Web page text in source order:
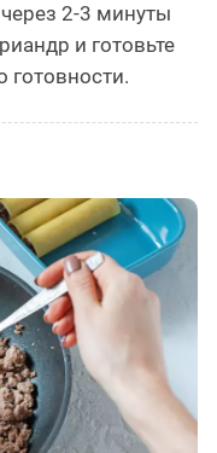
2-3 минуты
и готовьте
готовности.